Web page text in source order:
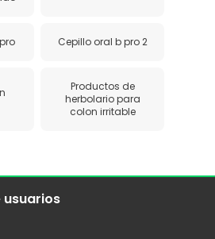
Cepillo oral b pro 2
Productos de
herbolario para
colon irritable
usuarios